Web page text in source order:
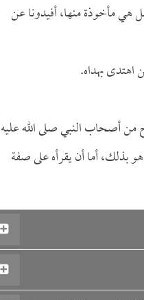
هي مأخوذة منها، أفيدونا عن
اهتدى بهداه.
من أصحاب النبي صلى الله عليه
بذلك، أما أن يقرأه على صفة